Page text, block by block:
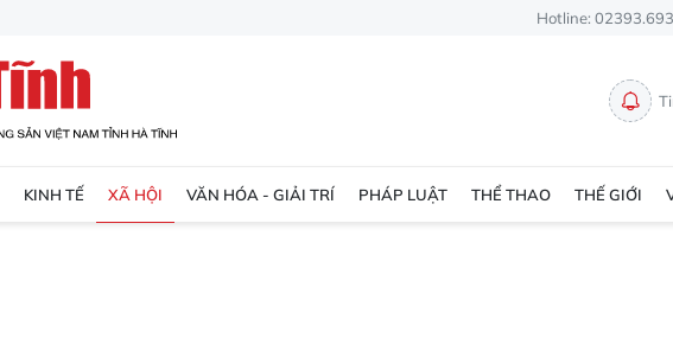
Hotline:
KINH TẾ XÃ HỘI VĂN HÓA - GIẢI TRÍ PHÁP LUẬT THỂ THAO THẾ GIỚI